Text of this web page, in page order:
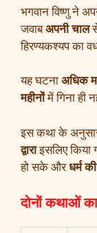
भगवान विष्णु ने
जवाबअपनी चाल
हिरण्यकश्यप का
यह घटनाअधिक
महीनोंमें गिना ही
इस कथा के
द्वाराइसलिए किया
हो सके औरधर्म की
दोनों कथाओं का